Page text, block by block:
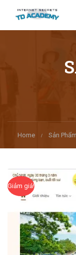
Home Sản Phẩm
Giảm giá!